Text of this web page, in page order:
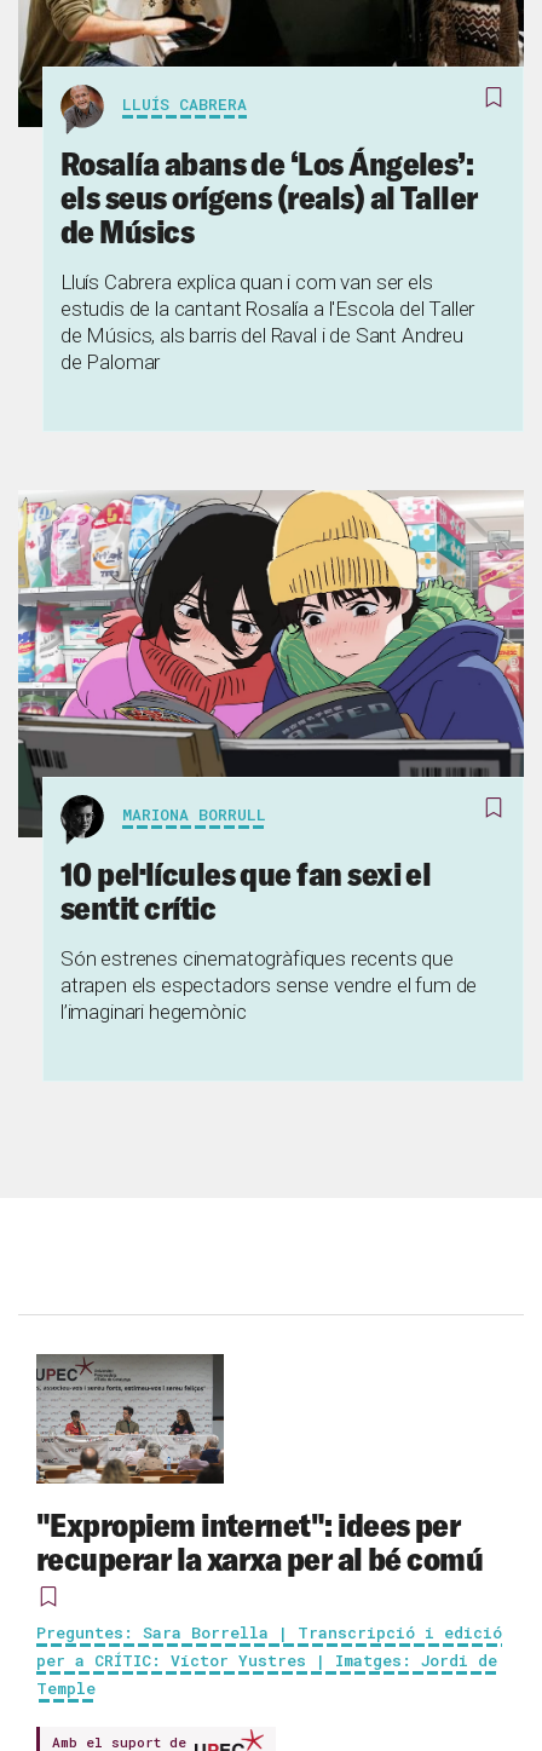
LLUÍS CABRERA
Rosalía abans de ‘Los Ángeles’:
els seus orígens (reals) al Taller
de Músics
Lluís Cabrera explica quan i com van ser els
estudis de la cantant Rosalía a l'Escola del Taller
de Músics, als barris del Raval i de Sant Andreu
de Palomar
MARIONA BORRULL
10 pel·lícules que fan sexi el
sentit crític
Són estrenes cinematogràfiques recents que
atrapen els espectadors sense vendre el fum de
l’imaginari hegemònic
"Expropiem internet": idees per
recuperar la xarxa per al bé comú
Preguntes: Sara Borrella | Transcripció i edició
per a CRÍTIC: Víctor Yustres | Imatges: Jordi de
Temple
Amb el suport de